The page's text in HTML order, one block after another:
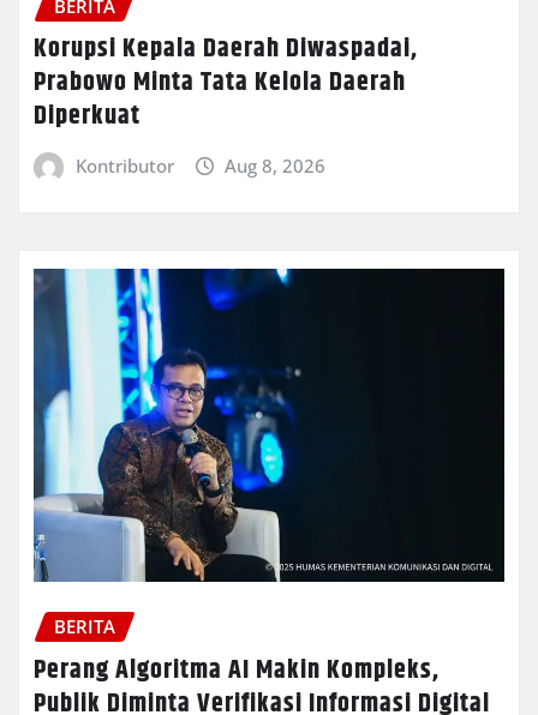
BERITA
Korupsi Kepala Daerah Diwaspadai,
Prabowo Minta Tata Kelola Daerah
Diperkuat
Kontributor Aug 8, 2026
BERITA
Perang Algoritma AI Makin Kompleks,
Publik Diminta Verifikasi Informasi Digital